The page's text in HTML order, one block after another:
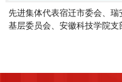
先进集体代表宿迁市委会、瑞
基层委员会、安徽科技学院支